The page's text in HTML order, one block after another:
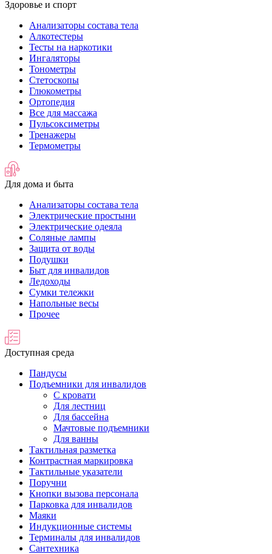
Здоровье и спорт
Анализаторы состава тела
Алкотестеры
Тесты на наркотики
Ингаляторы
Тонометры
Стетоскопы
Глюкометры
Ортопедия
Все для массажа
Пульсоксиметры
Тренажеры
Термометры
Для дома и быта
Анализаторы состава тела
Электрические простыни
Электрические одеяла
Соляные лампы
Защита от воды
Подушки
Быт для инвалидов
Ледоходы
Сумки тележки
Напольные весы
Прочее
Доступная среда
Пандусы
Подъемники для инвалидов
С кровати
Для лестниц
Для бассейна
Мачтовые подъемники
Для ванны
Тактильная разметка
Контрастная маркировка
Тактильные указатели
Поручни
Кнопки вызова персонала
Парковка для инвалидов
Маяки
Индукционные системы
Терминалы для инвалидов
Сантехника